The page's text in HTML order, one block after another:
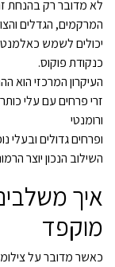
לא מדובר רק בהנחת
המרקמים, הגדלים
יכולים לשמש כאלמנט
כנקודת פוקוס.
העיקרון המרכזי הוא
זרי פרחים עם עלי
ורומנטי
ופרחים גדולים ובעלי
השילוב הנכון יוצר
איך
מוקפד
כאשר מדובר על